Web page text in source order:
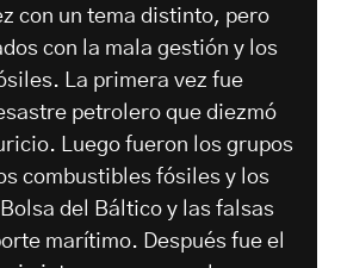
con un tema distinto, pero
con la mala gestión y los
La primera vez fue
petrolero que diezmó
Luego fueron los grupos
combustibles fósiles y los
del Báltico y las falsas
marítimo. Después fue el